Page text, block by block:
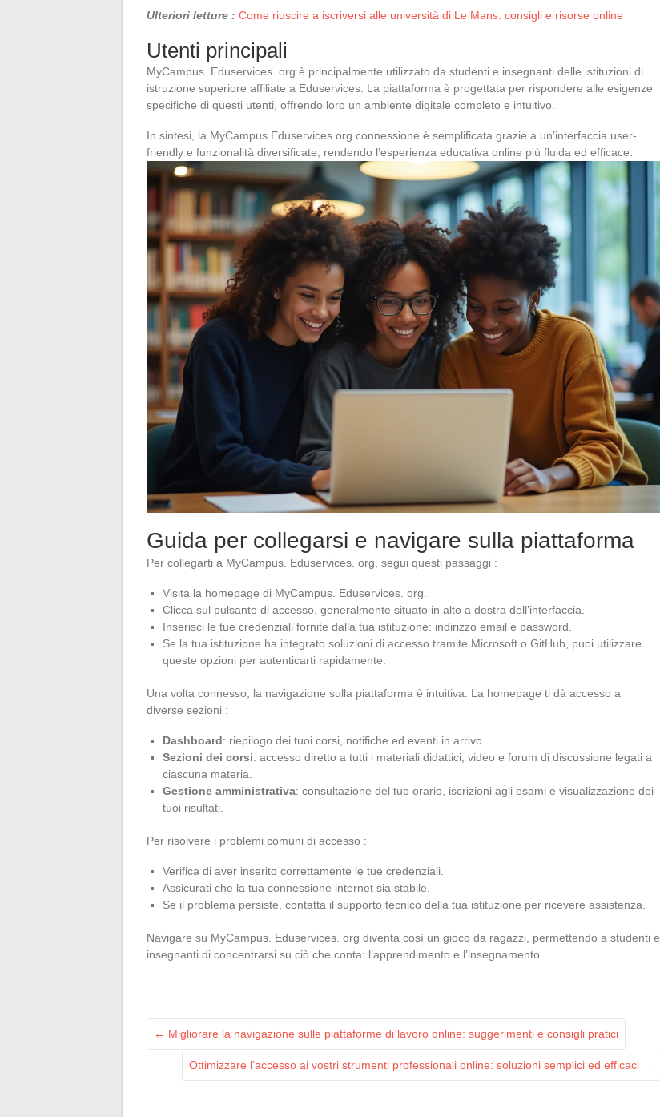
Ulteriori letture : Come riuscire a iscriversi alle università di Le Mans: consigli e risorse online
Utenti principali
MyCampus. Eduservices. org è principalmente utilizzato da studenti e insegnanti delle istituzioni di
istruzione superiore affiliate a Eduservices. La piattaforma è progettata per rispondere alle esigenze
specifiche di questi utenti, offrendo loro un ambiente digitale completo e intuitivo.
In sintesi, la MyCampus.Eduservices.org connessione è semplificata grazie a un’interfaccia user-
friendly e funzionalità diversificate, rendendo l’esperienza educativa online più fluida ed efficace.
Guida per collegarsi e navigare sulla piattaforma
Per collegarti a MyCampus. Eduservices. org, segui questi passaggi :
Visita la homepage di MyCampus. Eduservices. org.
Clicca sul pulsante di accesso, generalmente situato in alto a destra dell’interfaccia.
Inserisci le tue credenziali fornite dalla tua istituzione: indirizzo email e password.
Se la tua istituzione ha integrato soluzioni di accesso tramite Microsoft o GitHub, puoi utilizzare
queste opzioni per autenticarti rapidamente.
Una volta connesso, la navigazione sulla piattaforma è intuitiva. La homepage ti dà accesso a
diverse sezioni :
Dashboard: riepilogo dei tuoi corsi, notifiche ed eventi in arrivo.
Sezioni dei corsi: accesso diretto a tutti i materiali didattici, video e forum di discussione legati a
ciascuna materia.
Gestione amministrativa: consultazione del tuo orario, iscrizioni agli esami e visualizzazione dei
tuoi risultati.
Per risolvere i problemi comuni di accesso :
Verifica di aver inserito correttamente le tue credenziali.
Assicurati che la tua connessione internet sia stabile.
Se il problema persiste, contatta il supporto tecnico della tua istituzione per ricevere assistenza.
Navigare su MyCampus. Eduservices. org diventa così un gioco da ragazzi, permettendo a studenti e
insegnanti di concentrarsi su ciò che conta: l’apprendimento e l’insegnamento.
← Migliorare la navigazione sulle piattaforme di lavoro online: suggerimenti e consigli pratici
Ottimizzare l’accesso ai vostri strumenti professionali online: soluzioni semplici ed efficaci →